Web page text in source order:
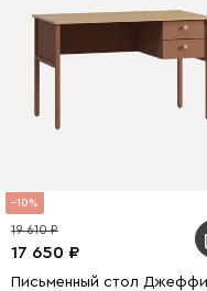
10
17 650
19 610
Письменный стол